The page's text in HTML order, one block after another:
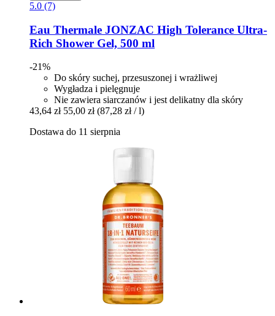
5.0 (7)
Eau Thermale JONZAC High Tolerance Ultra-​
Rich Shower Gel, 500 ml
-21%
Do skóry suchej, przesuszonej i wrażliwej
Wygładza i pielęgnuje
Nie zawiera siarczanów i jest delikatny dla skóry
43,64 zł 55,00 zł (87,28 zł / l)
Dostawa do 11 sierpnia